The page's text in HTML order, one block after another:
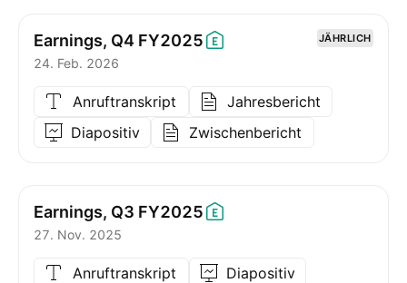
Earnings, Q4 FY2025 JÄHRLICH
24. Feb. 2026
Anruftranskript
Jahresbericht
Diapositiv
Zwischenbericht
Earnings, Q3 FY2025
27. Nov. 2025
Anruftranskript
Diapositiv